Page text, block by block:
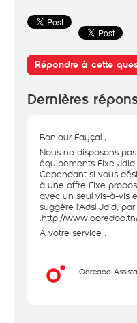
Répondre à cette
Dernières
Bonjour Fayçal ,
Nous ne disposons
équipements Fixe
Cependant si vous
à une offre Fixe
avec un seul vis-à-vis
suggère l'Adsl Jdid, par
:http://
A votre service .
Ooredoo